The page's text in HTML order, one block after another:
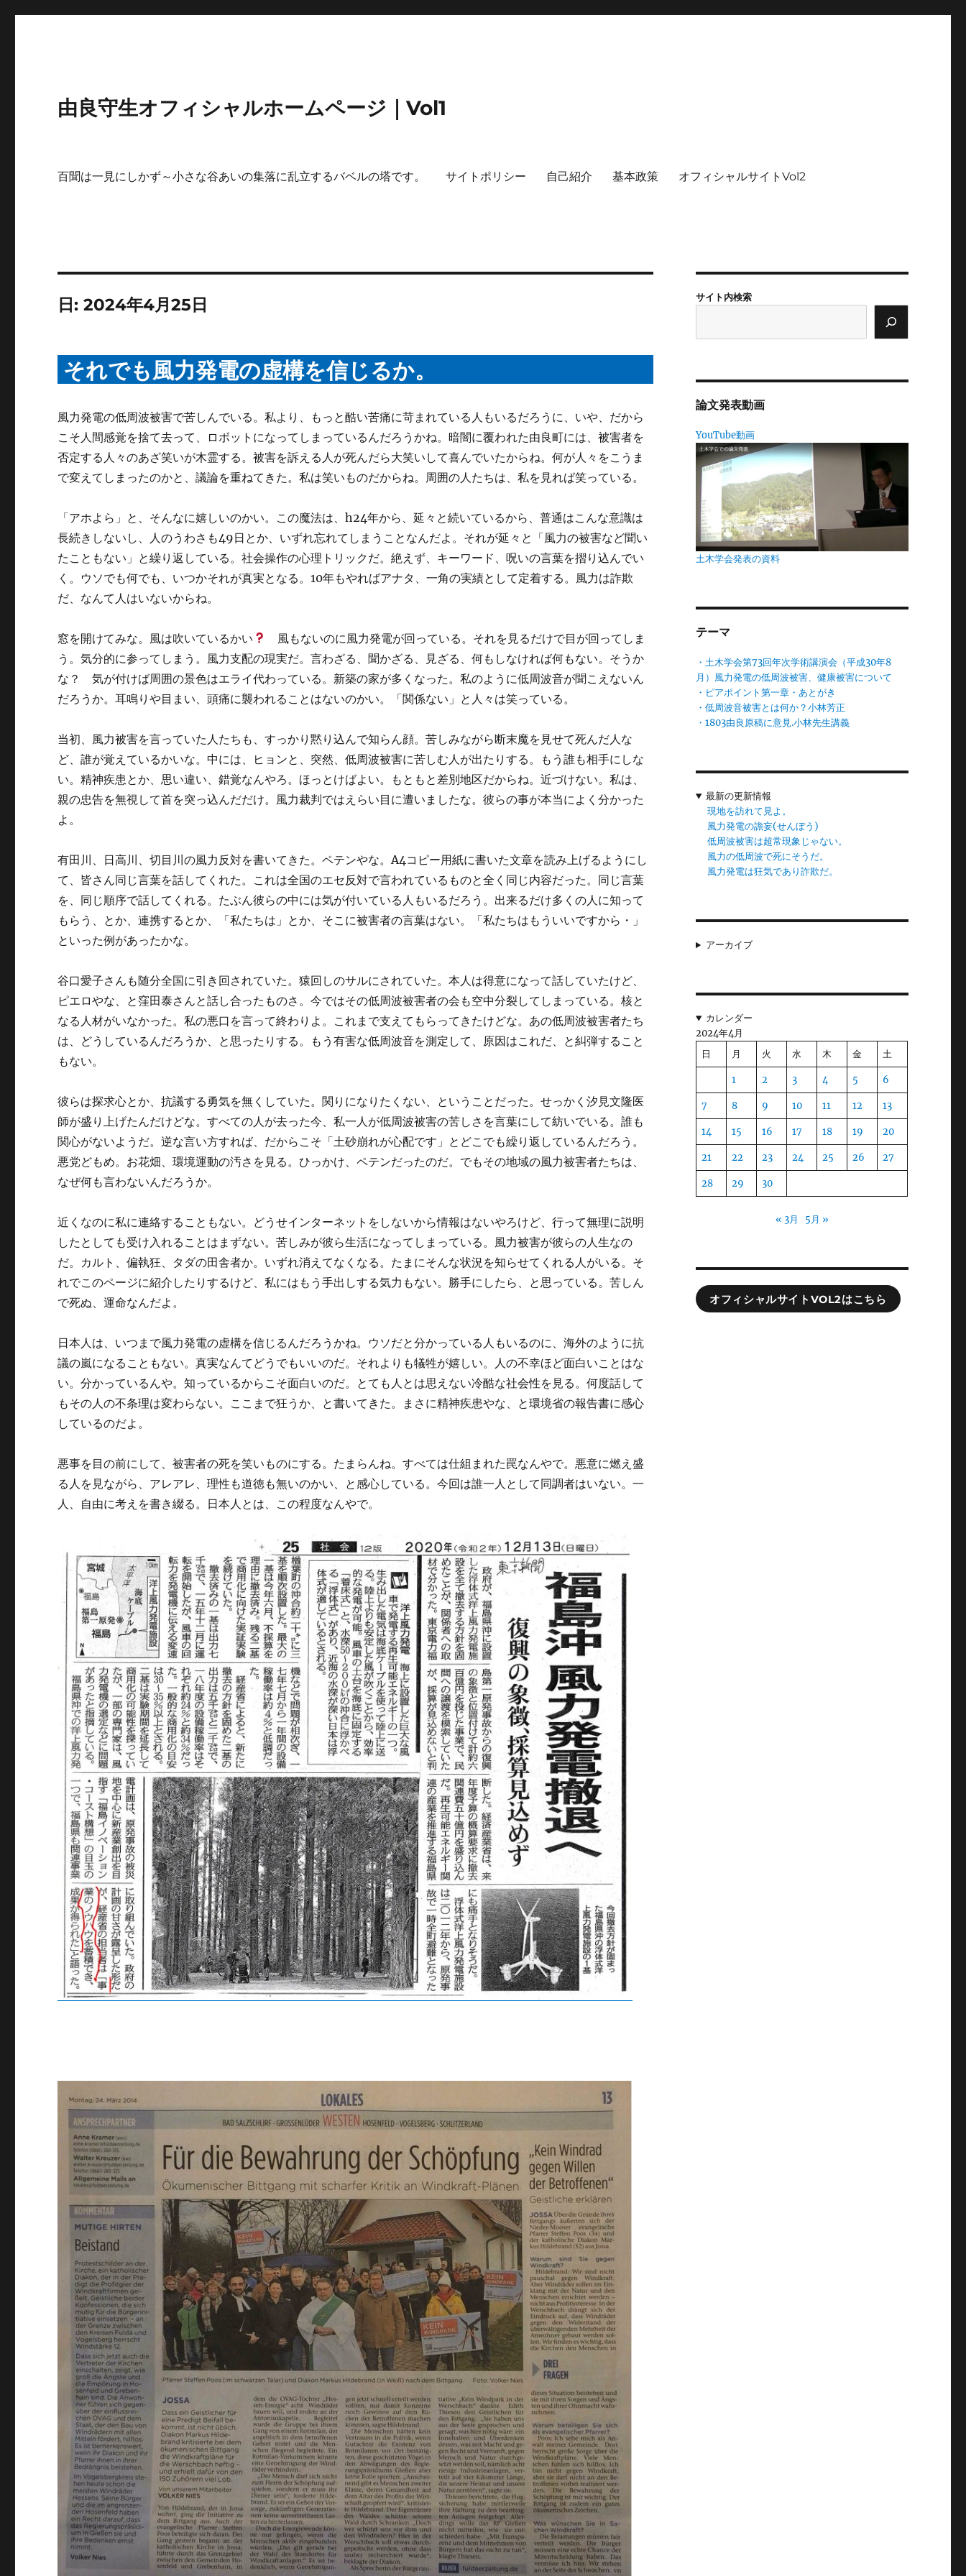
由良守生オフィシャルホームページ｜Vol1
百聞は一見にしかず～小さな谷あいの集落に乱立するバベルの塔です。 サイトポリシー 自己紹介 基本政策 オフィシャルサイトVol2
日:2024年4月25日
それでも風力発電の虚構を信じるか。
風力発電の低周波被害で苦しんでいる。私より、もっと酷い苦痛に苛まれている人もいるだろうに、いや、だから
こそ人間感覚を捨て去って、ロボットになってしまっているんだろうかね。暗闇に覆われた由良町には、被害者を
否定する人々のあざ笑いが木霊する。被害を訴える人が死んだら大笑いして喜んでいたからね。何が人々をこうま
で変えてしまったのかと、議論を重ねてきた。私は笑いものだからね。周囲の人たちは、私を見れば笑っている。
「アホよら」と、そんなに嬉しいのかい。この魔法は、h24年から、延々と続いているから、普通はこんな意識は
長続きしないし、人のうわさも49日とか、いずれ忘れてしまうことなんだよ。それが延々と「風力の被害など聞い
たこともない」と繰り返している。社会操作の心理トリックだ。絶えず、キーワード、呪いの言葉を摺り込んでい
く。ウソでも何でも、いつかそれが真実となる。10年もやればアナタ、一角の実績として定着する。風力は詐欺
だ、なんて人はいないからね。
窓を開けてみな。風は吹いているかい
風もないのに風力発電が回っている。それを見るだけで目が回ってしま
う。気分的に参ってしまう。風力支配の現実だ。言わざる、聞かざる、見ざる、何もしなければ何もない。そうか
な？ 気が付けば周囲の景色はエライ代わっている。新築の家が多くなった。私のように低周波音が聞こえないん
だろうか。耳鳴りや目まい、頭痛に襲われることはないのかい。「関係ない」と人々は笑っている。
当初、風力被害を言っていた人たちも、すっかり黙り込んで知らん顔。苦しみながら断末魔を見せて死んだ人な
ど、誰が覚えているかいな。中には、ヒョンと、突然、低周波被害に苦しむ人が出たりする。もう誰も相手にしな
い。精神疾患とか、思い違い、錯覚なんやろ。ほっとけばよい。もともと差別地区だからね。近づけない。私は、
親の忠告を無視して首を突っ込んだだけ。風力裁判ではえらい目に遭いましたな。彼らの事が本当によく分かった
よ。
有田川、日高川、切目川の風力反対を書いてきた。ペテンやな。A4コピー用紙に書いた文章を読み上げるようにし
て、皆さん同じ言葉を話してくれた。これは全国のエセ反対で言われているものと全く同じ内容だった。同じ言葉
を、同じ順序で話してくれる。たぶん彼らの中には気が付いている人もいるだろう。出来るだけ多くの人に知って
もらう、とか、連携するとか、「私たちは」とか、そこに被害者の言葉はない。「私たちはもういいですから・」
といった例があったかな。
谷口愛子さんも随分全国に引き回されていた。猿回しのサルにされていた。本人は得意になって話していたけど、
ピエロやな、と窪田泰さんと話し合ったものさ。今ではその低周波被害者の会も空中分裂してしまっている。核と
なる人材がいなかった。私の悪口を言って終わりよ。これまで支えてもらってきたけどな。あの低周波被害者たち
は、どうしているんだろうか、と思ったりする。もう有害な低周波音を測定して、原因はこれだ、と糾弾すること
もない。
彼らは探求心とか、抗議する勇気を無くしていた。関りになりたくない、ということだった。せっかく汐見文隆医
師が盛り上げたんだけどな。すべての人が去った今、私一人が低周波被害の苦しさを言葉にして紡いでいる。誰も
関心がないようだ。逆な言い方すれば、だからこそ「土砂崩れが心配です」とどこでも繰り返しているんだろう。
悪党どもめ。お花畑、環境運動の汚さを見る。ひっかけ、ペテンだったのだ。でもその地域の風力被害者たちは、
なぜ何も言わないんだろうか。
近くなのに私に連絡することもない。どうせインターネットをしないから情報はないやろけど、行って無理に説明
したとしても受け入れることはまずない。苦しみが彼ら生活になってしまっている。風力被害が彼らの人生なの
だ。カルト、偏執狂、タダの田舎者か。いずれ消えてなくなる。たまにそんな状況を知らせてくれる人がいる。そ
れでこのページに紹介したりするけど、私にはもう手出しする気力もない。勝手にしたら、と思っている。苦しん
で死ぬ、運命なんだよ。
日本人は、いつまで風力発電の虚構を信じるんだろうかね。ウソだと分かっている人もいるのに、海外のように抗
議の嵐になることもない。真実なんてどうでもいいのだ。それよりも犠牲が嬉しい。人の不幸ほど面白いことはな
い。分かっているんや。知っているからこそ面白いのだ。とても人とは思えない冷酷な社会性を見る。何度話して
もその人の不条理は変わらない。ここまで狂うか、と書いてきた。まさに精神疾患やな、と環境省の報告書に感心
しているのだよ。
悪事を目の前にして、被害者の死を笑いものにする。たまらんね。すべては仕組まれた罠なんやで。悪意に燃え盛
る人を見ながら、アレアレ、理性も道徳も無いのかい、と感心している。今回は誰一人として同調者はいない。一
人、自由に考えを書き綴る。日本人とは、この程度なんやで。
サイト内検索
論文発表動画
YouTube動画
土木学会発表の資料
テーマ
・土木学会第73回年次学術講演会（平成30年8
月）風力発電の低周波被害、健康被害について
・ピアポイント第一章・あとがき
・低周波音被害とは何か？小林芳正
・1803由良原稿に意見.小林先生講義
最新の更新情報
現地を訪れて見よ。
風力発電の譫妄(せんぼう)
低周波被害は超常現象じゃない。
風力の低周波で死にそうだ。
風力発電は狂気であり詐欺だ。
アーカイブ
カレンダー
2024年4月
日
月 火 水 木 金 土
1 2 3 4 5 6
7 8 9 10 11 12 13
14 15 16 17 18 19 20
21 22 23 24 25 26 27
28 29 30
« 3月 5月 »
オフィシャルサイトVOL2はこちら